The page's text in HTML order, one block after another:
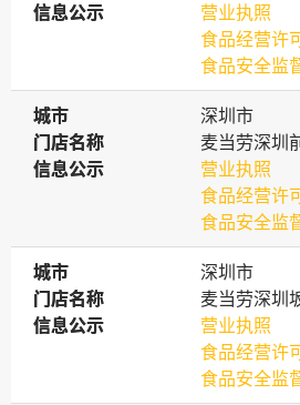
信息公示
信息公示
营业执照
食品经营许
食品安全监
城市
城市
深圳市
门店名称
门店名称
麦当劳深圳
信息公示
信息公示
营业执照
食品经营许
食品安全监
城市
城市
深圳市
门店名称
门店名称
麦当劳深圳
信息公示
信息公示
营业执照
食品经营许
食品安全监